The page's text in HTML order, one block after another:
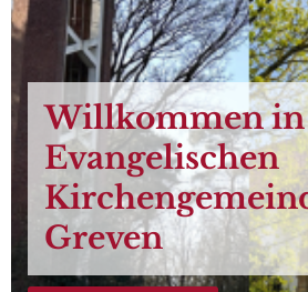
Willkommen in
Evangelischen
Greven